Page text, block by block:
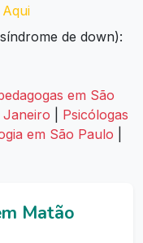
de down):
em São
Janeiro
Psicólogas
em São Paulo
Matão